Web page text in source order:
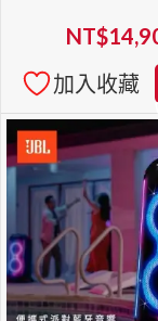
NT$
加入收藏